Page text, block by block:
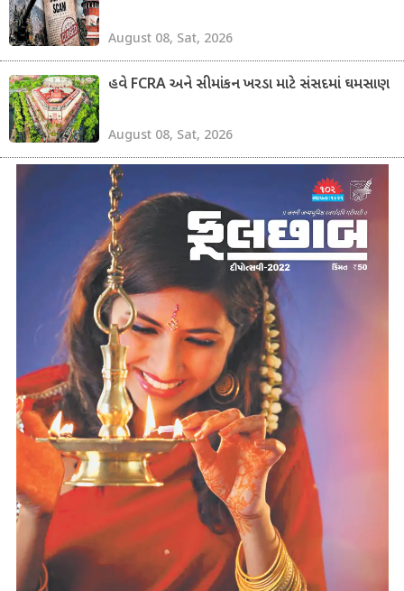
August 08, Sat, 2026
હવે FCRA અને સીમાંકન ખરડા માટે સંસદમાં ઘમસાણ
August 08, Sat, 2026